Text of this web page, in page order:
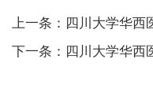
上一条：四川大学华
下一条：四川大学华西